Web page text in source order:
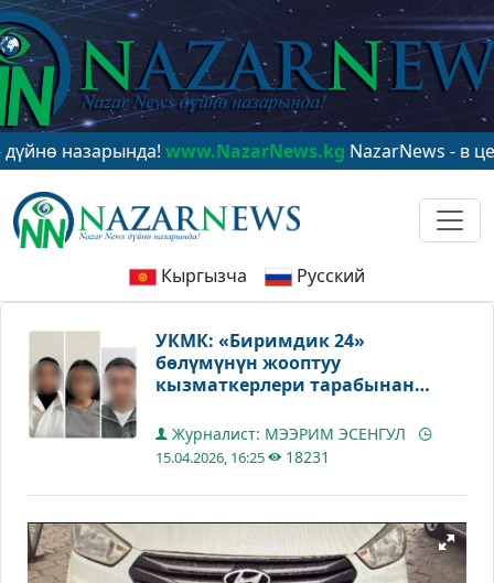
www.NazarNews.kgNazarNews - в центре
Кыргызча Русский
УКМК: «Биримдик 24»
бөлүмүнүн жооптуу
кызматкерлери тарабынан
фактысы аныкталды
Журналист: МЭЭРИМ ЭСЕНГУЛ
15.04.2026, 16:25 18231